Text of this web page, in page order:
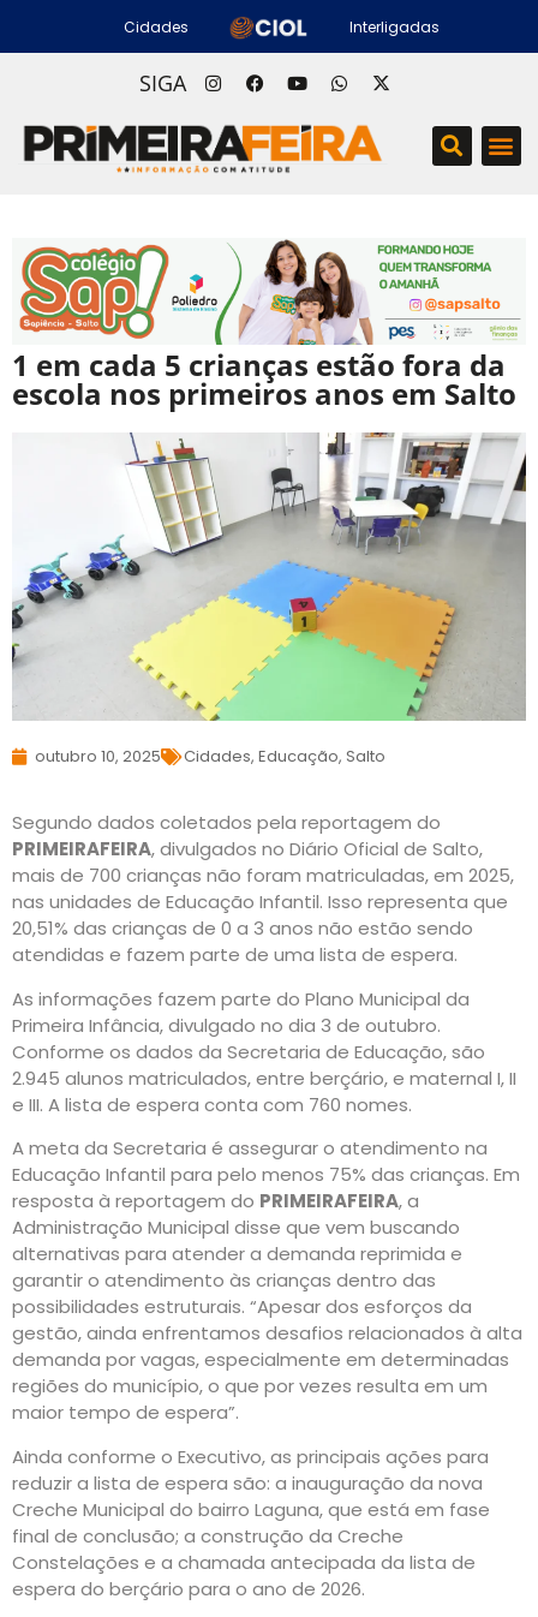
Cidades Interligadas
SIGA
1 em cada 5 crianças estão fora da
escola nos primeiros anos em Salto
outubro 10, 2025 Cidades, Educação, Salto
Segundo dados coletados pela reportagem do
PRIMEIRAFEIRA, divulgados no Diário Oficial de Salto,
mais de 700 crianças não foram matriculadas, em 2025,
nas unidades de Educação Infantil. Isso representa que
20,51% das crianças de 0 a 3 anos não estão sendo
atendidas e fazem parte de uma lista de espera.
As informações fazem parte do Plano Municipal da
Primeira Infância, divulgado no dia 3 de outubro.
Conforme os dados da Secretaria de Educação, são
2.945 alunos matriculados, entre berçário, e maternal I, II
e III. A lista de espera conta com 760 nomes.
A meta da Secretaria é assegurar o atendimento na
Educação Infantil para pelo menos 75% das crianças. Em
resposta à reportagem do PRIMEIRAFEIRA, a
Administração Municipal disse que vem buscando
alternativas para atender a demanda reprimida e
garantir o atendimento às crianças dentro das
possibilidades estruturais. “Apesar dos esforços da
gestão, ainda enfrentamos desafios relacionados à alta
demanda por vagas, especialmente em determinadas
regiões do município, o que por vezes resulta em um
maior tempo de espera”.
Ainda conforme o Executivo, as principais ações para
reduzir a lista de espera são: a inauguração da nova
Creche Municipal do bairro Laguna, que está em fase
final de conclusão; a construção da Creche
Constelações e a chamada antecipada da lista de
espera do berçário para o ano de 2026.